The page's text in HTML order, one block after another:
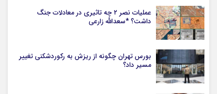
عملیات نصر ۲ چه تاثیری در معادلات جنگ
داشت؟ *سعدالله زارعی
بورس تهران چگونه از ریزش به رکوردشکنی تغییر
مسیر داد؟